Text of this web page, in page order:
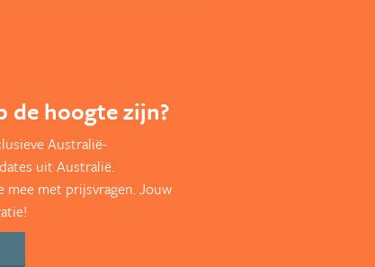
de hoogte zijn?
Australië-
uit Australië.
met prijsvragen. Jouw